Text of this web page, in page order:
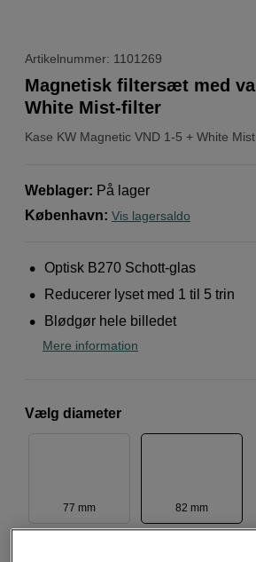
Artikelnummer: 1101269
Kase KW Magnetic VND 1-5 + White
Magnetisk filtersæt med
White Mist-filter
Weblager: På lager
København: Vis lagersaldo
Optisk B270 Schott-glas
Reducerer lyset med 1 til 5 trin
Blødgør hele billedet
Mere information
Vælg diameter
77 mm 82 mm